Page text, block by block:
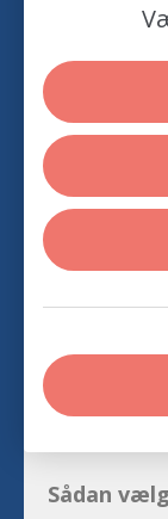
Sådan